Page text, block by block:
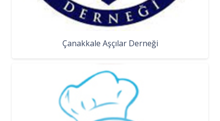
Çanakkale Aşçılar Derneği